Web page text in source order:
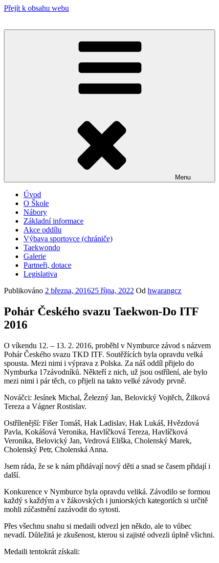
Přejít k obsahu webu
Menu
Úvod
O Škole
Nábory
Základní informace
Akce oddílu
Výbava sportovce (chrániče)
Taekwondo
Galerie
Partneři, dotace
Legislativa
Publikováno 2 března, 201625 října, 2022 Od hwarangcz
Pohár Českého svazu Taekwon-Do ITF
2016
O víkendu 12. – 13. 2. 2016, proběhl v Nymburce závod s názvem
Pohár Českého svazu TKD ITF. Soutěžících byla opravdu velká
spousta. Mezi nimi i výprava z Polska. Za náš oddíl přijelo do
Nymburka 17závodníků. Někteří z nich, už jsou ostřílení, ale bylo
mezi nimi i pár těch, co přijeli na takto velké závody prvně.
Nováčci: Jesínek Michal, Železný Jan, Belovický Vojtěch, Žilková
Tereza a Vágner Rostislav.
Ostřílenější: Fišer Tomáš, Hak Ladislav, Hak Lukáš, Hvězdová
Pavla, Kokášová Veronika, Havlíčková Tereza, Havlíčková
Veronika, Belovický Jan, Vedrová Eliška, Cholenský Marek,
Cholenský Petr, Cholenská Anna.
Jsem ráda, že se k nám přidávají nový děti a snad se časem přidají i
další.
Konkurence v Nymburce byla opravdu veliká. Závodilo se formou
každý s každým a v žákovských i juniorských kategoriích si určitě
mohli zúčastnění zazávodit do sytosti.
Přes všechnu snahu si medaili odvezl jen někdo, ale to vůbec
nevadí. Důležitá je zkušenost, kterou si zajisté odvezli úplně všichni.
Medaili tentokrát získali: